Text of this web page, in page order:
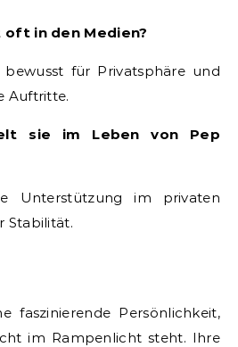
in den Medien?
bewusst für Privatsphäre und
Auftritte.
sie im Leben von Pep
Unterstützung im privaten
Stabilität.
faszinierende Persönlichkeit,
im Rampenlicht steht. Ihre